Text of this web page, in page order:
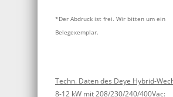
*Der Abdruck ist frei. Wir bitten um ein
Belegexemplar.
Techn. Daten des Deye Hybrid-
8-12 kW mit 208/230/240/400Vac: